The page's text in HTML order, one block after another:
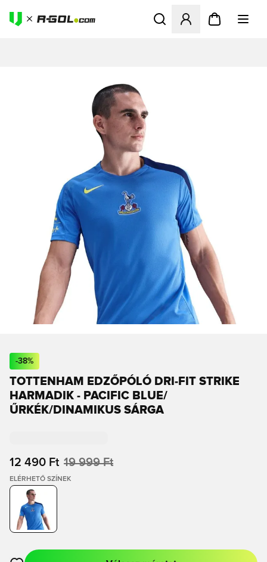
Megnyit egy modált a
-38%
TOTTENHAM EDZŐPÓLÓ DRI-FIT STRIKE
HARMADIK - PACIFIC BLUE/
ŰRKÉK/DINAMIKUS SÁRGA
12 490 Ft 19 999 Ft
ELÉRHETŐ SZÍNEK